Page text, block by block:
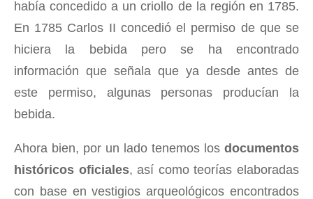
había concedido a un criollo de la región en 1785.
En 1785 Carlos II concedió el permiso de que se
hiciera la bebida pero se ha encontrado
información que señala que ya desde antes de
este permiso, algunas personas producían la
bebida.
Ahora bien, por un lado tenemos los documentos
históricos oficiales, así como teorías elaboradas
con base en vestigios arqueológicos encontrados